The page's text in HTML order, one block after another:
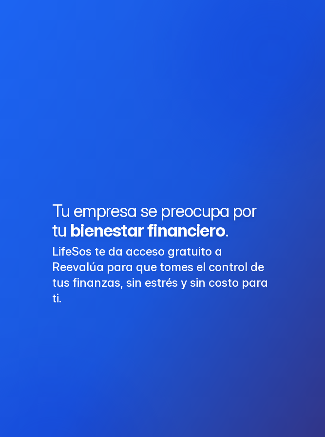
Tu empresa se preocupa por
tu bienestar financiero.
LifeSos te da acceso gratuito a
Reevalúa para que tomes el control de
tus finanzas, sin estrés y sin costo para
ti.